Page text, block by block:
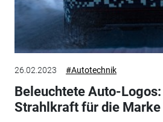
26.02.2023 #Autotechnik
Beleuchtete Auto-
Strahlkraft für die Marke